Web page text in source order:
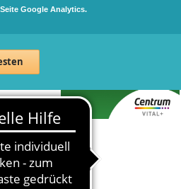
Google Analytics.
Anmelden
0,00 €